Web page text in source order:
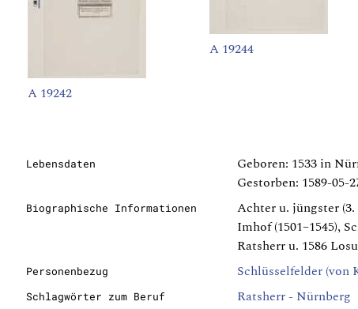
A 19242
A 19244
Lebensdaten
Geboren: 1533 in
Gestorben: 1589-05-
Biographische Informationen
Achter u. jüngster
Imhof (1501–1545),
Ratsherr u. 1586
Personenbezug Schlüsselfelder (von
Schlagwörter zum Beruf
Ratsherr - Nürnberg